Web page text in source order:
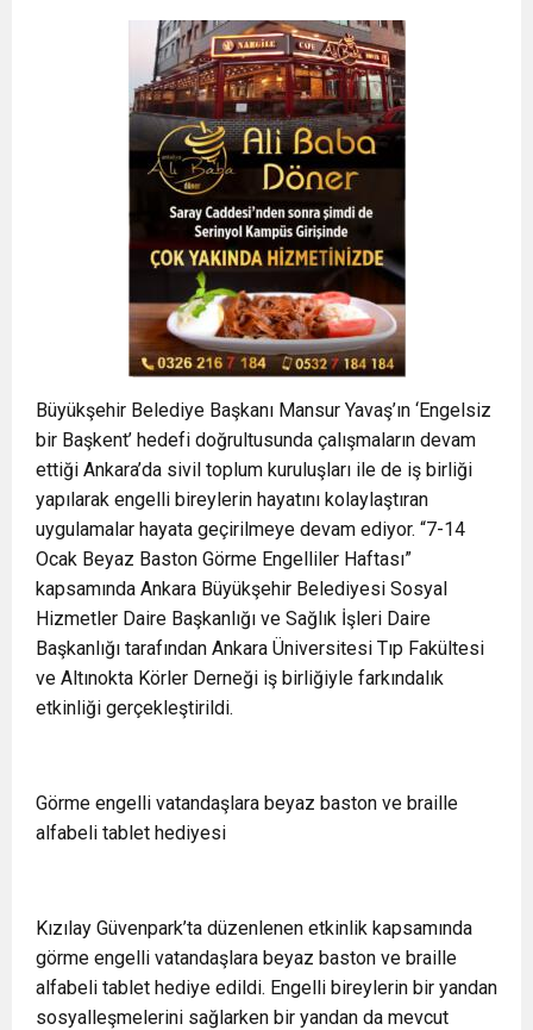
Büyükşehir Belediye Başkanı Mansur Yavaş’ın ‘Engelsiz
bir Başkent’ hedefi doğrultusunda çalışmaların devam
ettiği Ankara’da sivil toplum kuruluşları ile de iş birliği
yapılarak engelli bireylerin hayatını kolaylaştıran
uygulamalar hayata geçirilmeye devam ediyor. “7-14
Ocak Beyaz Baston Görme Engelliler Haftası”
kapsamında Ankara Büyükşehir Belediyesi Sosyal
Hizmetler Daire Başkanlığı ve Sağlık İşleri Daire
Başkanlığı tarafından Ankara Üniversitesi Tıp Fakültesi
ve Altınokta Körler Derneği iş birliğiyle farkındalık
etkinliği gerçekleştirildi.
Görme engelli vatandaşlara beyaz baston ve braille
alfabeli tablet hediyesi
Kızılay Güvenpark’ta düzenlenen etkinlik kapsamında
görme engelli vatandaşlara beyaz baston ve braille
alfabeli tablet hediye edildi. Engelli bireylerin bir yandan
sosyalleşmelerini sağlarken bir yandan da mevcut